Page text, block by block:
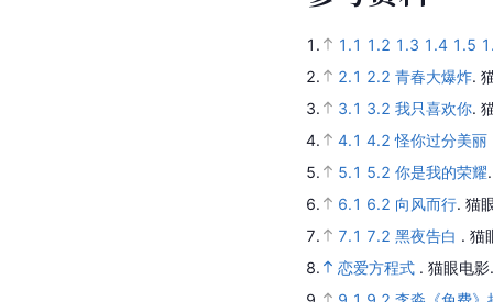
1. 1.1 1.2 1.3 1.4 1.5
2.
2.1 2.2 青春大爆炸.
3.
3.1 3.2 我只喜欢你.
4.
4.1 4.2 怪你过分美丽
5.
5.1 5.2 你是我的荣耀
6.
6.1 6.2 向风而行. 猫
7.
7.1 7.2 黑夜告白 . 猫
8.
恋爱方程式 . 猫眼电